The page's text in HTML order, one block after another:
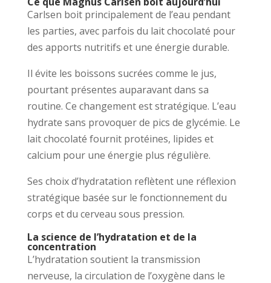
Carlsen boit principalement de l’eau pendant
les parties, avec parfois du lait chocolaté pour
des apports nutritifs et une énergie durable.
Il évite les boissons sucrées comme le jus,
pourtant présentes auparavant dans sa
routine. Ce changement est stratégique. L’eau
hydrate sans provoquer de pics de glycémie. Le
lait chocolaté fournit protéines, lipides et
calcium pour une énergie plus régulière.
Ses choix d’hydratation reflètent une réflexion
stratégique basée sur le fonctionnement du
corps et du cerveau sous pression.
La science de l’hydratation et de la
concentration
L’hydratation soutient la transmission
nerveuse, la circulation de l’oxygène dans le